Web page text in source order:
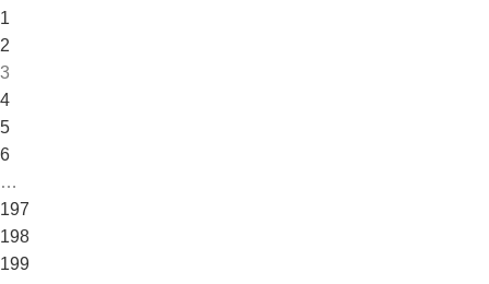
1
2
3
4
5
6
…
197
198
199